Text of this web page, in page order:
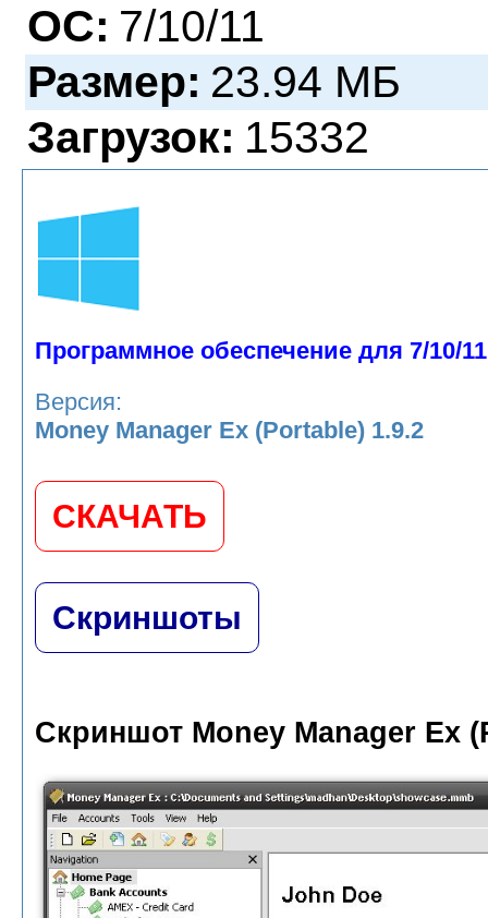
ОС: 7/10/11
Размер: 23.94 МБ
Загрузок: 15332
Программное обеспечение для 7/10/11
Версия:
Money Manager Ex (Portable) 1.9.2
СКАЧАТЬ
Скриншоты
Скриншот Money Manager Ex